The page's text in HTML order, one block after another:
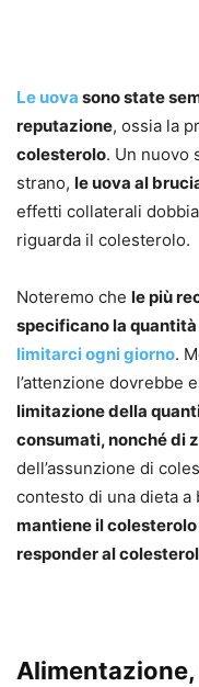
Le uova sono state
reputazione, ossia la
colesterolo. Un nuovo
strano, le uova al
effetti collaterali
riguarda il colesterolo.
Noteremo che le più
specificano la
limitarci ogni giorno.
l’attenzione dovrebbe
limitazione della
consumati, nonché di
dell’assunzione di
contesto di una dieta a
mantiene il
responder al